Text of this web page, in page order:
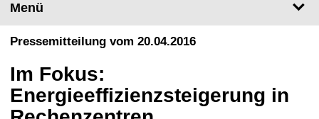
m
H
e
a
u
r
u
f
Menü
Pressemitteilung vom 20.04.2016
Im Fokus:
Energieeffizienzsteigerung in